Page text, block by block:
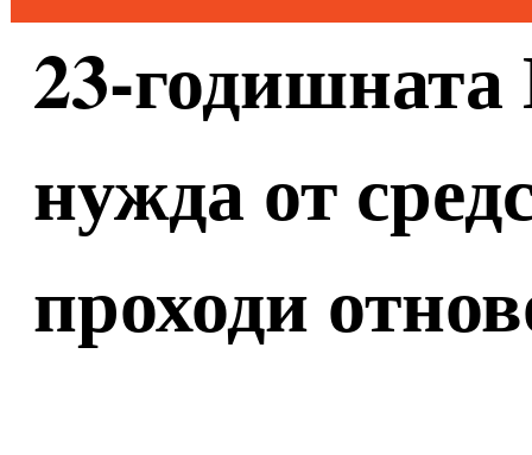
23-
нужда от
проходи